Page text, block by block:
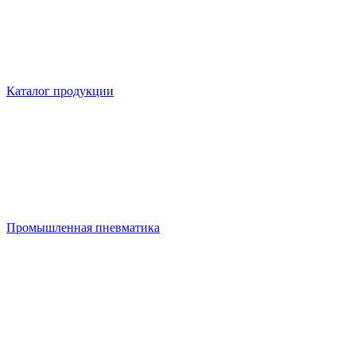
Каталог продукции
Промышленная пневматика